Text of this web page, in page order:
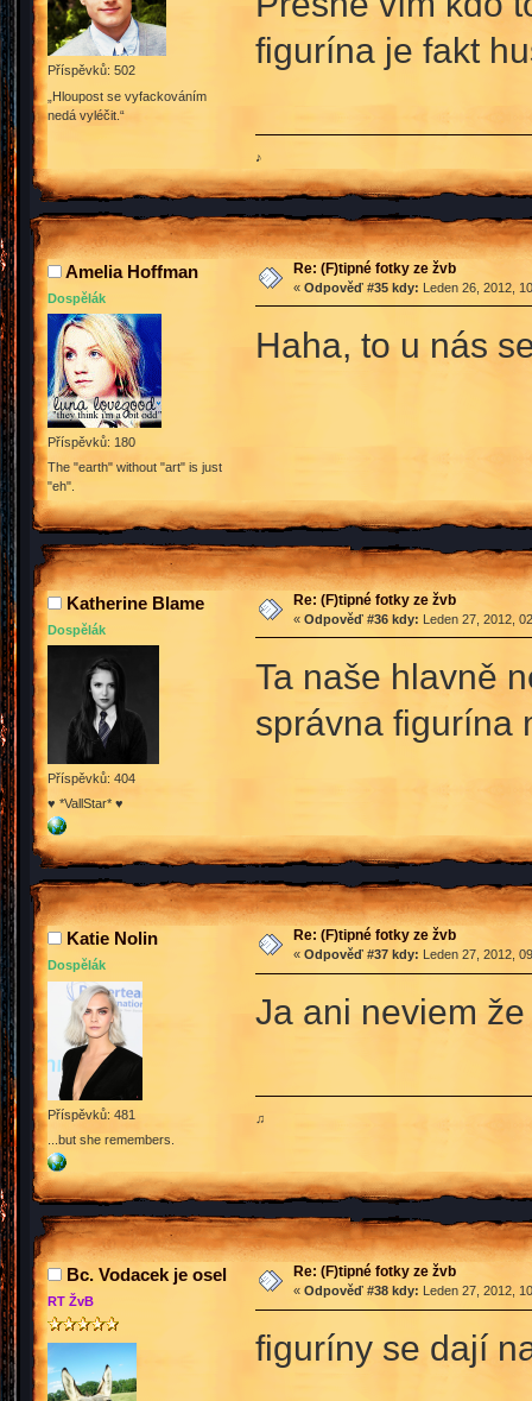
Příspěvků: 502
„Hloupost se vyfackováním
nedá vyléčit.“
figurína je fakt
♪
Amelia Hoffman
Dospělák
Příspěvků: 180
The "earth" without "art" is just
"eh".
Re: (F)tipné fotky ze žvb
« Odpověď #35 kdy: Leden 26, 2012,
Haha, to u nás
Katherine Blame
Dospělák
Příspěvků: 404
♥ *VallStar* ♥
Re: (F)tipné fotky ze žvb
« Odpověď #36 kdy: Leden 27, 2012,
Ta naše hlavně
správna figurína
Katie Nolin
Dospělák
Příspěvků: 481
...but she remembers.
Re: (F)tipné fotky ze žvb
« Odpověď #37 kdy: Leden 27, 2012,
Ja ani neviem
♫
Bc. Vodacek je osel
RT ŽvB
Re: (F)tipné fotky ze žvb
« Odpověď #38 kdy: Leden 27, 2012,
figuríny se dají